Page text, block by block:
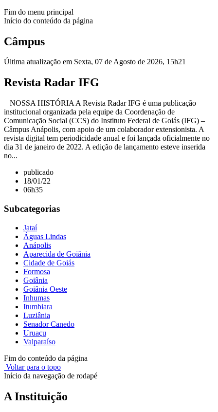
Fim do menu principal
Início do conteúdo da página
Câmpus
Última atualização em Sexta, 07 de Agosto de 2026, 15h21
Revista Radar IFG
NOSSA HISTÓRIA A Revista Radar IFG é uma publicação
institucional organizada pela equipe da Coordenação de
Comunicação Social (CCS) do Instituto Federal de Goiás (IFG) –
Câmpus Anápolis, com apoio de um colaborador extensionista. A
revista digital tem periodicidade anual e foi lançada oficialmente no
dia 31 de janeiro de 2022. A edição de lançamento esteve inserida
no...
publicado
18/01/22
06h35
Subcategorias
Jataí
Águas Lindas
Anápolis
Aparecida de Goiânia
Cidade de Goiás
Formosa
Goiânia
Goiânia Oeste
Inhumas
Itumbiara
Luziânia
Senador Canedo
Uruaçu
Valparaíso
Fim do conteúdo da página
Voltar para o topo
Início da navegação de rodapé
A Instituição